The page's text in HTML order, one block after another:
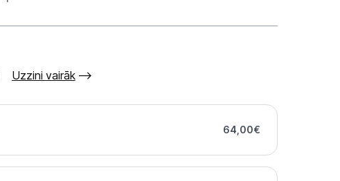
Uzzini vairāk
64,00€